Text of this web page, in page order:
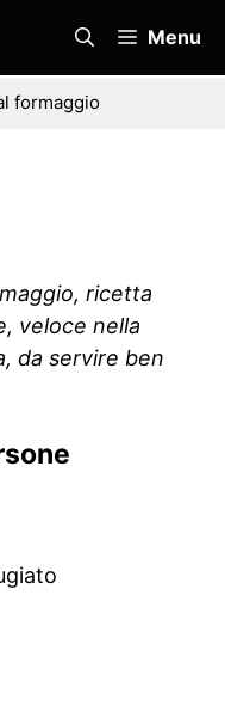
Menu
formaggio
ricetta
veloce nella
da servire ben